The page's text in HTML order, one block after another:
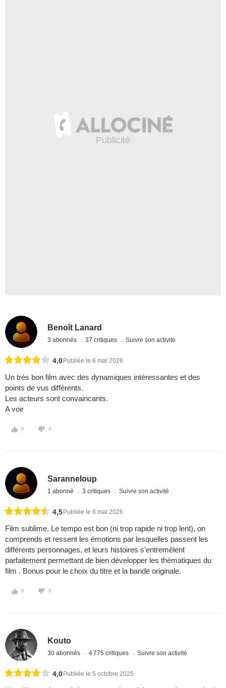
Benoît Lanard
3 abonnés 37 critiques Suivre son activité
4,0 Publiée le 6 mai 2026
Un trés bon film avec des dynamiques intéressantes et des
points de vus différents.
Les acteurs sont convaincants.
A voir
0 0
Saranneloup
1 abonné 3 critiques Suivre son activité
4,5 Publiée le 6 mai 2026
Film sublime. Le tempo est bon (ni trop rapide ni trop lent), on
comprends et ressent les émotions par lesquelles passent les
différents personnages, et leurs histoires s’entremêlent
parfaitement permettant de bien développer les thématiques du
film . Bonus pour le choix du titre et la bande originale.
0 0
Kouto
30 abonnés 4 775 critiques Suivre son activité
4,0 Publiée le 5 octobre 2025